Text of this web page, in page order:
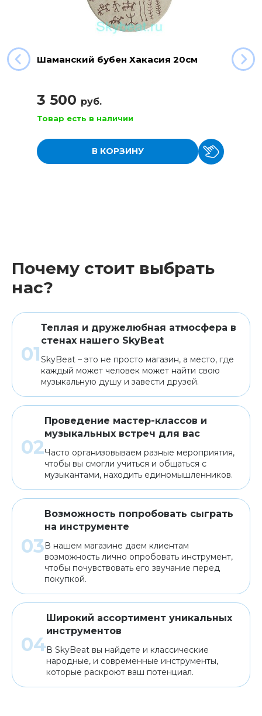
Шаманский бубен Хакасия 20см
3 500 руб.
Товар есть в наличии
В КОРЗИНУ
Почему стоит выбрать
нас?
Теплая и дружелюбная атмосфера в
стенах нашего SkyBeat
SkyBeat – это не просто магазин, а место, где
каждый может человек может найти свою
музыкальную душу и завести друзей.
Проведение мастер-классов и
музыкальных встреч для вас
Часто организовываем разные мероприятия,
чтобы вы смогли учиться и общаться с
музыкантами, находить единомышленников.
Возможность попробовать сыграть
на инструменте
В нашем магазине даем клиентам
возможность лично опробовать инструмент,
чтобы почувствовать его звучание перед
покупкой.
Широкий ассортимент уникальных
инструментов
В SkyBeat вы найдете и классические
народные, и современные инструменты,
которые раскроют ваш потенциал.